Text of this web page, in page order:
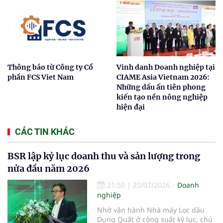
Thông báo từ Công ty Cổ
phần FCS Viet Nam
Vinh danh Doanh nghiệp tại
CIAME Asia Vietnam 2026:
Những dấu ấn tiên phong
kiến tạo nền nông nghiệp
hiện đại
CÁC TIN KHÁC
BSR lập kỷ lục doanh thu và sản lượng trong
nửa đầu năm 2026
21:50 | 25/07/2026
Doanh
nghiệp
Nhờ vận hành Nhà máy Lọc dầu
Dung Quất ở công suất kỷ lục, chủ